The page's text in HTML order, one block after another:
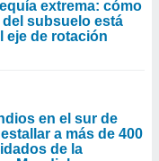
extrema: cómo
del subsuelo está
eje de rotación
en el sur de
a más de 400
de la